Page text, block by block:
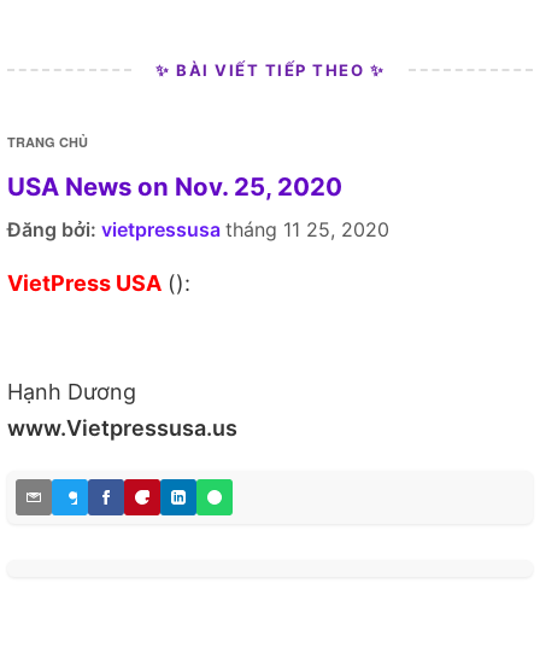
✨ BÀI VIẾT TIẾP THEO ✨
TRANG CHỦ
USA News on Nov. 25, 2020
Đăng bởi: vietpressusa tháng 11 25, 2020
VietPress USA ():
Hạnh Dương
www.Vietpressusa.us